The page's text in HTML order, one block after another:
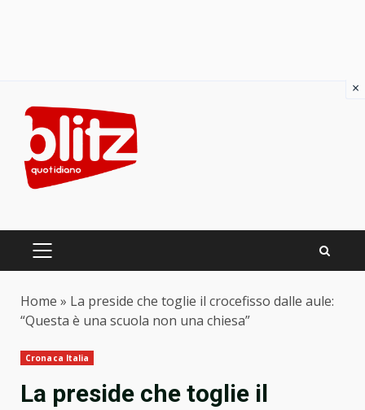
content
PRIMARY
Home » La preside che toglie il crocefisso dalle aule:
“Questa è una scuola non una chiesa”
Cronaca Italia
La preside che toglie il
×